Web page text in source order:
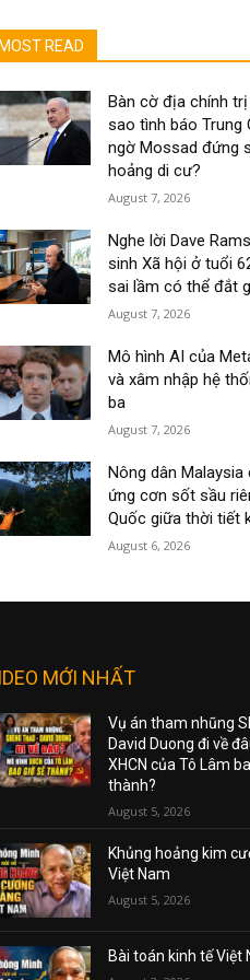
MOST READ
Bàn cờ địa chính trị
sao tình báo Trung
ngờ Mossad đứng
hoảng di cư?
August 7, 2026
Nghe lời Dave
sinh Xã hội ở tuổi
sai lầm có thể đắt
August 7, 2026
Mô hình AI của
và xâm nhập hệ
ba
August 7, 2026
Nông dân Malaysia
ứng cơn sốt sầu
Quốc giữa thời tiết
August 6, 2026
MỚI NHẤT
Vụ án tham nhũng
David Duong đi về
XHCN của Tô Lâm
thành?
August 5, 2026
Khủng hoảng kim
Việt Nam
August 5, 2026
Bài toán kinh tế Việt